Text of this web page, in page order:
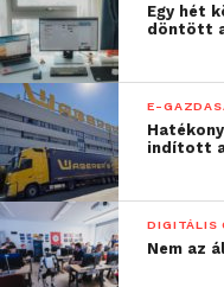
A NAV
területei,
2022-ben:
az online
adatok
minősített
nemzetközi
Egy hét
döntött
E-
indított a
DIGITÁLIS
Nem az